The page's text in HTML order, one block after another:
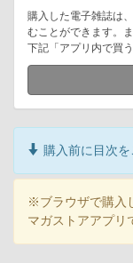
購入した電子雑誌は
むことができます。
下記「アプリ内で買
購入前に目次
※ブラウザで購入
マガストアアプリ